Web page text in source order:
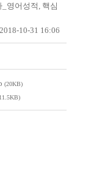
영어성적, 핵심
2018-10-31 16:06
(20KB)